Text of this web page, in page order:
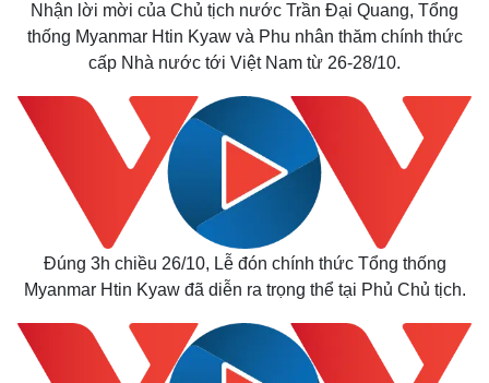
Nhận lời mời của Chủ tịch nước Trần Đại Quang, Tổng
thống Myanmar Htin Kyaw và Phu nhân thăm chính thức
cấp Nhà nước tới Việt Nam từ 26-28/10.
Đúng 3h chiều 26/10, Lễ đón chính thức Tổng thống
Myanmar Htin Kyaw đã diễn ra trọng thể tại Phủ Chủ tịch.